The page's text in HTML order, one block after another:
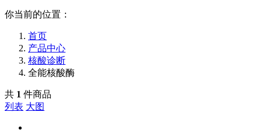
你当前的位置：
首页
产品中心
核酸诊断
全能核酸酶
共 1 件商品
列表 大图